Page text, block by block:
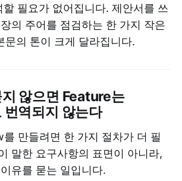
필요가 없어집니다. 제안서를 쓰
의 주어를 점검하는 한 가지 작은
문의 톤이 크게 달라집니다.
않으면 Feature는
역되지 않는다
만들려면 한 가지 절차가 더 필
말한 요구사항의 표면이 아니라,
유를 묻는 일입니다.